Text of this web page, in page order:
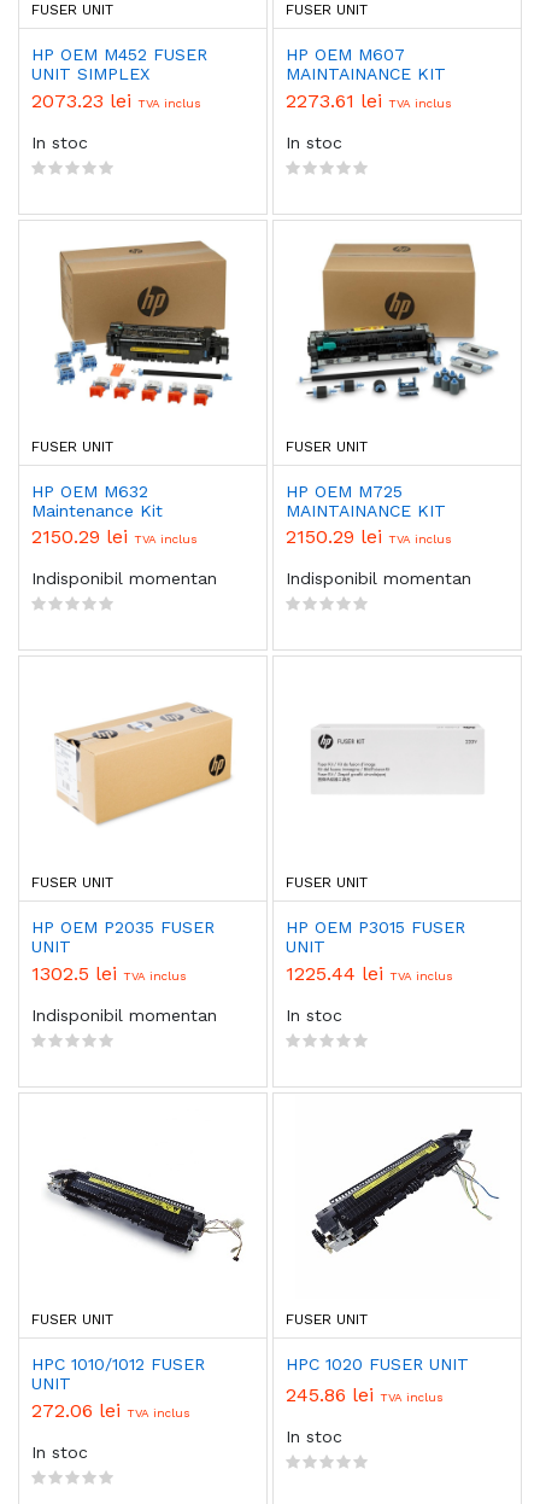
FUSER UNIT
HP OEM M452 FUSER
UNIT SIMPLEX
2073.23 lei TVA inclus
In stoc
FUSER UNIT
HP OEM M607
MAINTAINANCE KIT
2273.61 lei TVA inclus
In stoc
FUSER UNIT
HP OEM M632
Maintenance Kit
2150.29 lei TVA inclus
Indisponibil momentan
FUSER UNIT
HP OEM M725
MAINTAINANCE KIT
2150.29 lei TVA inclus
Indisponibil momentan
FUSER UNIT
HP OEM P2035 FUSER
UNIT
1302.5 lei TVA inclus
Indisponibil momentan
FUSER UNIT
HP OEM P3015 FUSER
UNIT
1225.44 lei TVA inclus
In stoc
FUSER UNIT
HPC 1010/1012 FUSER
UNIT
272.06 lei TVA inclus
In stoc
FUSER UNIT
HPC 1020 FUSER UNIT
245.86 lei TVA inclus
In stoc